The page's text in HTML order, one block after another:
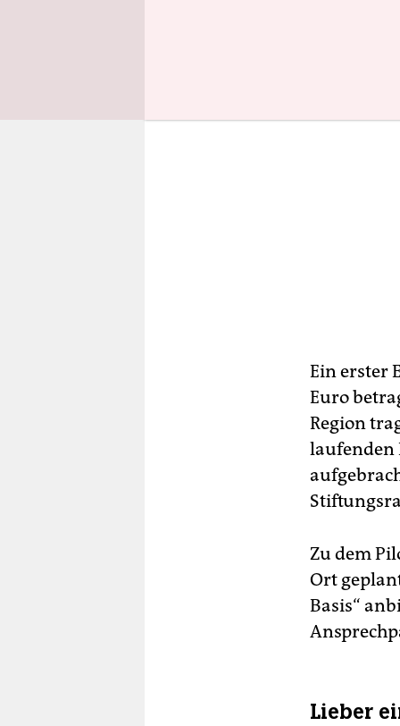
Ein erster
Euro
Region
laufenden
Zu dem
Ort
Basis“
Lieber